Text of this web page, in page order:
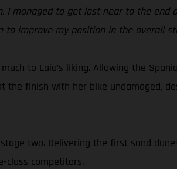
managed to get lost near to the
improve my position in the overall
to Laia’s liking. Allowing the
the finish with her bike undamaged,
two. Delivering the first sand
class competitors.